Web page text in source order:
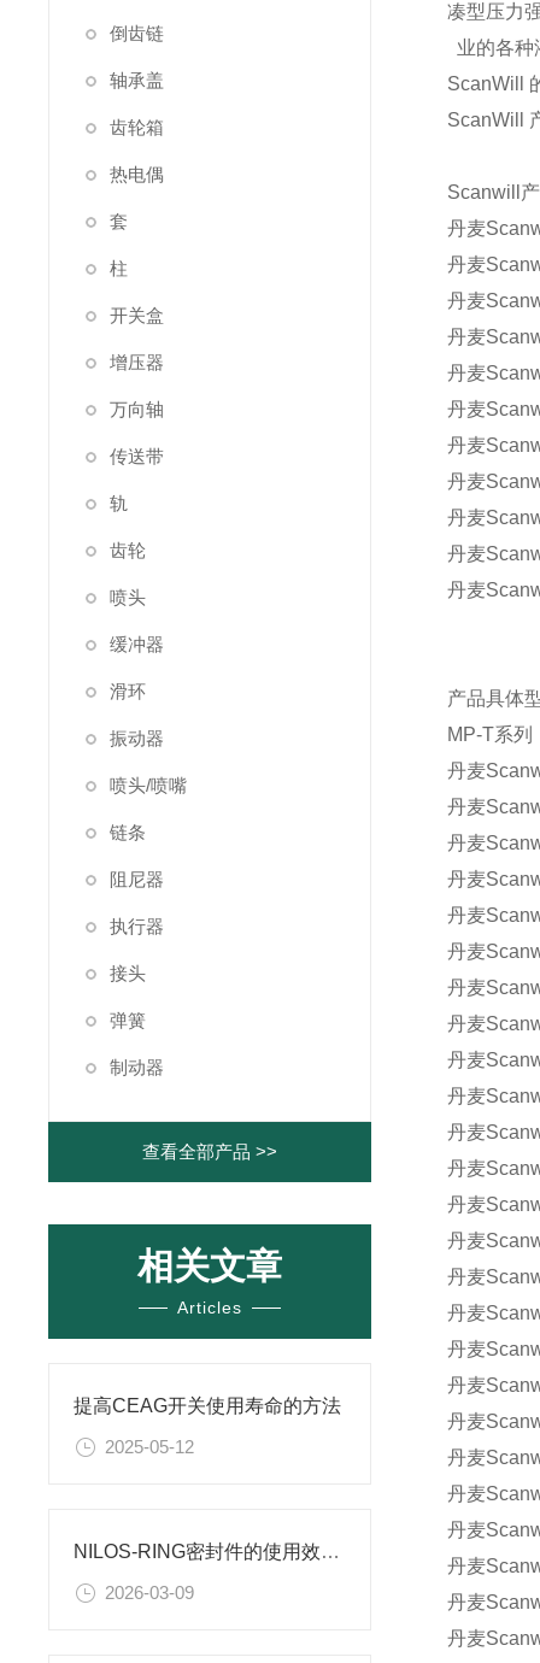
倒齿链
轴承盖
齿轮箱
热电偶
套
柱
开关盒
增压器
万向轴
传送带
轨
齿轮
喷头
缓冲器
滑环
振动器
喷头/喷嘴
链条
阻尼器
执行器
接头
弹簧
制动器
查看全部产品 >>
相关文章
Articles
提高CEAG开关使用寿命的方法
2025-05-12
NILOS-RING密封件的使用效果如何？
2026-03-09
凑型压力
业的各种
ScanWill
ScanWill
Scanwill
丹麦
丹麦
丹麦
丹麦
丹麦
丹麦
丹麦
丹麦
丹麦
丹麦
丹麦
产品具体
MP-T系列
丹麦
丹麦
丹麦
丹麦
丹麦
丹麦
丹麦
丹麦
丹麦
丹麦
丹麦
丹麦
丹麦
丹麦
丹麦
丹麦
丹麦
丹麦
丹麦
丹麦
丹麦
丹麦
丹麦
丹麦
丹麦